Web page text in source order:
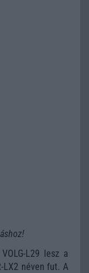
L29 lesz a
LX2 néven fut. A